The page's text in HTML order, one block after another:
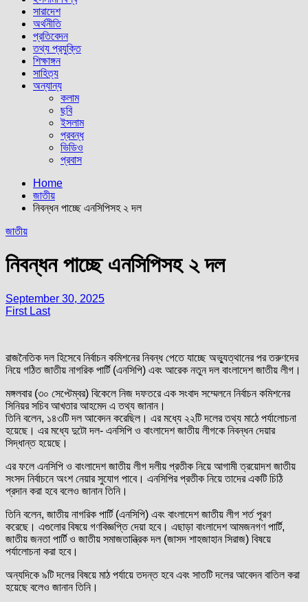
সারাদেশ
অর্থনীতি
প্রতিবেদন
তথ্য প্রযুক্তি
শিক্ষাঙ্গন
সাহিত্য
অন্যান্য
কলাম
ছবি
ইসলাম
প্রবন্ধ
ভিডিও
প্রবাস
Home
জাতীয়
নিবন্ধন পাচ্ছে এনসিপিসহ ২ দল
জাতীয়
নিবন্ধন পাচ্ছে এনসিপিসহ ২ দল
September 30, 2025
First Last
রাজনৈতিক দল হিসেবে নির্বাচন কমিশনের নিবন্ধ পেতে যাচ্ছে অভ্যুত্থানের পর তরুণদের
নিয়ে গঠিত জাতীয় নাগরিক পার্টি (এনসিপি) এবং আরেক নতুন দল বাংলাদেশ জাতীয় লীগ।
মঙ্গলবার (৩০ সেপ্টেম্বর) বিকেলে নিজ দফতরে এক সংবাদ সম্মেলনে নির্বাচন কমিশনের
সিনিয়র সচিব আখতার আহমেদ এ তথ্য জানান।
তিনি বলেন, ১৪৩টি দল আবেদন করেছিল। এর মধ্যে ২২টি দলের তথ্য মাঠে পর্যালোচনা
হয়েছে। এর মধ্যে দুটো দল- এনসিপি ও বাংলাদেশ জাতীয় লীগকে নিবন্ধন দেয়ার
সিদ্ধান্ত হয়েছে।
এর ফলে এনসিপি ও বাংলাদেশ জাতীয় লীগ দলীয় প্রতীক নিয়ে আগামী ত্রয়োদশ জাতীয়
সংসদ নির্বাচনে অংশ নেয়ার সুযোগ পাবে। এনসিপির প্রতীক নিয়ে তাদের একটি চিঠি
প্রদান করা হবে বলেও জানান তিনি।
তিনি বলেন, জাতীয় নাগরিক পার্টি (‎এনসিপি) এবং বাংলাদেশ জাতীয় লীগ শর্ত পূরণ
করেছে। এগুলোর বিষয়ে গণবিজ্ঞপ্তি দেয়া হবে। এছাড়া ‎বাংলাদেশ আমজনগণ পার্টি,
জাতীয় জনতা পার্টি ও জাতীয় সমাজতান্ত্রিক দল (জাসদ শাহজাহান সিরাজ) বিষয়ে
পর্যালোচনা করা হবে।
অন্যদিকে ৯টি দলের বিষয়ে মাঠ পর্যায়ে তদন্ত হবে এবং সাতটি দলের আবেদন বাতিল করা
হয়েছে বলেও জানান তিনি।